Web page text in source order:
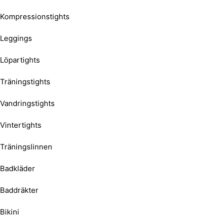
Kompressionstights
Leggings
Löpartights
Träningstights
Vandringstights
Vintertights
Träningslinnen
Badkläder
Baddräkter
Bikini